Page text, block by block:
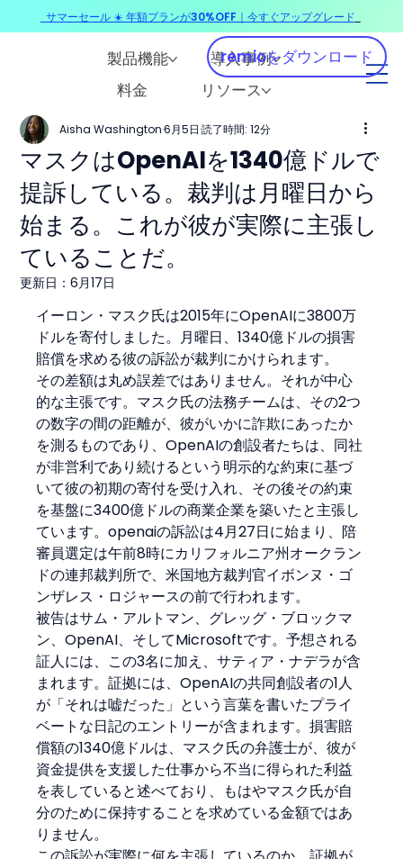
製品機能
導入事例
料金
リソース
remioをダウンロード
マスクはOpenAIを1340億ドルで
提訴している。裁判は月曜日から
始まる。これが彼が実際に主張し
ていることだ。
Aisha Washington 6月5日 読了時間: 12分
更新日：6月17日
イーロン・マスク氏は2015年にOpenAIに3800万
ドルを寄付しました。月曜日、1340億ドルの損害
賠償を求める彼の訴訟が裁判にかけられます。
その差額は丸め誤差ではありません。それが中心
的な主張です。マスク氏の法務チームは、その2つ
の数字の間の距離が、彼がいかに詐欺にあったか
を測るものであり、OpenAIの創設者たちは、同社
が非営利であり続けるという明示的な約束に基づ
いて彼の初期の寄付を受け入れ、その後その約束
を基盤に3400億ドルの商業企業を築いたと主張し
ています。openaiの訴訟は4月27日に始まり、陪
審員選定は午前8時にカリフォルニア州オークラン
ドの連邦裁判所で、米国地方裁判官イボンヌ・ゴ
ンザレス・ロジャースの前で行われます。
被告はサム・アルトマン、グレッグ・ブロックマ
ン、OpenAI、そしてMicrosoftです。予想される
証人には、この3名に加え、サティア・ナデラが含
まれます。証拠には、OpenAIの共同創設者の1人
が「それは嘘だった」という言葉を書いたプライ
ベートな日記のエントリーが含まれます。損害賠
償額の1340億ドルは、マスク氏の弁護士が、彼が
資金提供を支援した仕事から不当に得られた利益
を表していると述べており、もはやマスク氏が自
分のために保持することを求めている金額ではあ
りません。
サマーセール ☀️ 年額プランが30%OFF｜今すぐアップグレード